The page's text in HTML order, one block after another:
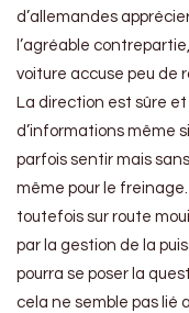
d’allemandes
l’agréable
voiture accuse peu de
La direction est sûre
d’informations même
parfois sentir mais
même pour le freinage.
toutefois sur route
par la gestion de la
pourra se poser la
cela ne semble pas lié